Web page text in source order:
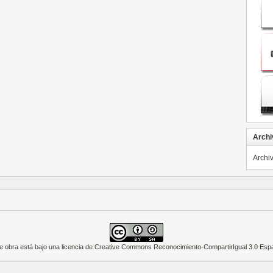
obra está bajo una licencia de Creative Commons Reconocimiento-CompartirIgual 3.0